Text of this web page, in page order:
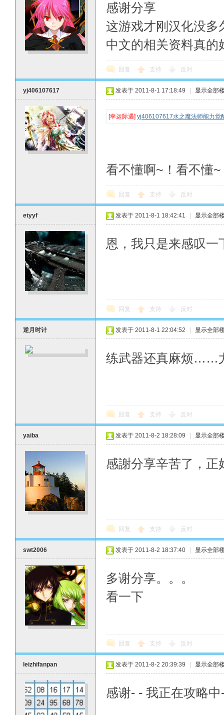
感谢分享
这游戏才刚汉化没多
中文的相关资料真的
回复 支持 反对
yj406107617 发表于 2011-8-1 17:18:49 显示全部
[幸运际遇] yj406107617水之魔法师能力觉
看不懂啊~！看不懂~
回复 支持 反对
etyyf 发表于 2011-8-1 18:42:41 显示全部
恩，我只是来感叹
回复 支持 反对
逆月时计 发表于 2011-8-1 22:04:52 显示全部
练武器还真麻烦……
回复 支持 反对
yaiba 发表于 2011-8-2 18:28:09 显示全部
感謝分享辛苦了，正
回复 支持 反对
swt2006 发表于 2011-8-2 18:37:40 显示全部
多谢分享。。。
看一下
回复 支持 反对
leizhifanpan 发表于 2011-8-2 20:39:39 显示全部
感谢- - 我正在攻略中